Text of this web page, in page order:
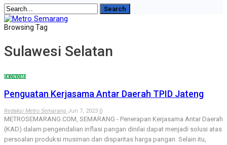
Browsing Tag
Sulawesi Selatan
EKONOMI
Penguatan Kerjasama Antar Daerah TPID Jateng
Redaksi Metro Semarang Jun 7, 2023 0
METROSEMARANG.COM, SEMARANG - Penerapan Kerjasama Antar Daerah
(KAD) dalam pengendalian inflasi pangan dinilai dapat menjadi solusi atas
persoalan produksi musiman dan disparitas harga pangan. Selain itu,